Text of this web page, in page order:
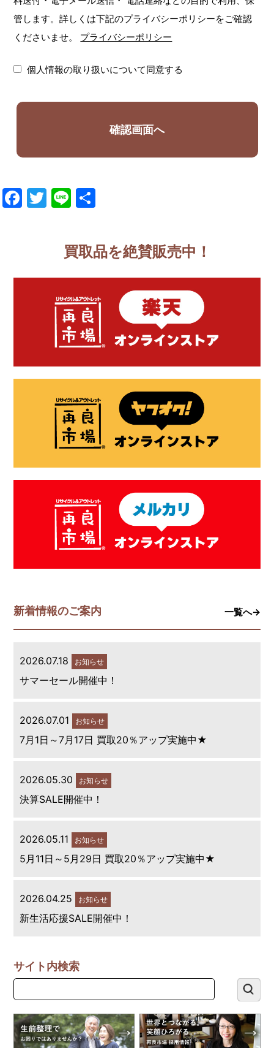
管します。詳しくは下記のプライバシーポリシーをご確認
くださいませ。
プライバシーポリシー
個人情報の取り扱いについて同意する
Facebook
Twitter
Line
買取品を絶賛販売中！
新着情報のご案内 一覧へ→
2026.07.18 お知らせ
サマーセール開催中！
2026.07.01 お知らせ
7月1日～7月17日 買取20％アップ実施中★
2026.05.30 お知らせ
決算SALE開催中！
2026.05.11 お知らせ
5月11日～5月29日 買取20％アップ実施中★
2026.04.25 お知らせ
新生活応援SALE開催中！
サイト内検索